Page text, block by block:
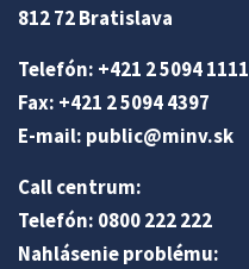
812 72 Bratislava
Telefón: +421 2 5094 1111
Fax: +421 2 5094 4397
E-mail: public@minv.sk
Call centrum:
Telefón: 0800 222 222
Nahlásenie problému: